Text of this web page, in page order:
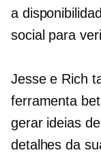
a
social para
Jesse e Rich
ferramenta
gerar ideias
detalhes da